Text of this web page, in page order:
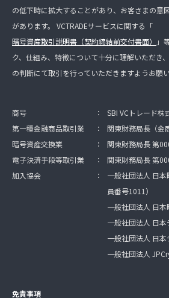
の低下時に拡大することがあり、お客さまの意
があります。 VCTRADEサービスに関する「
暗号資産取引説明書（契約締結前交付書面）
」
ク、仕組み、特徴について十分に理解いただき
の判断にて取引を行っていただきますようお願い
商号 ：
SBI VCトレード株
第一種金融商品取引業
：
関東財務局長（金
暗号資産交換業
：
関東財務局長 第
電子決済手段等取引業
：
関東財務局長 第
加入協会
：
一般社団法人 日
員番号1011）
一般社団法人 日
一般社団法人 日
一般社団法人 日
一般社団法人
免責事項